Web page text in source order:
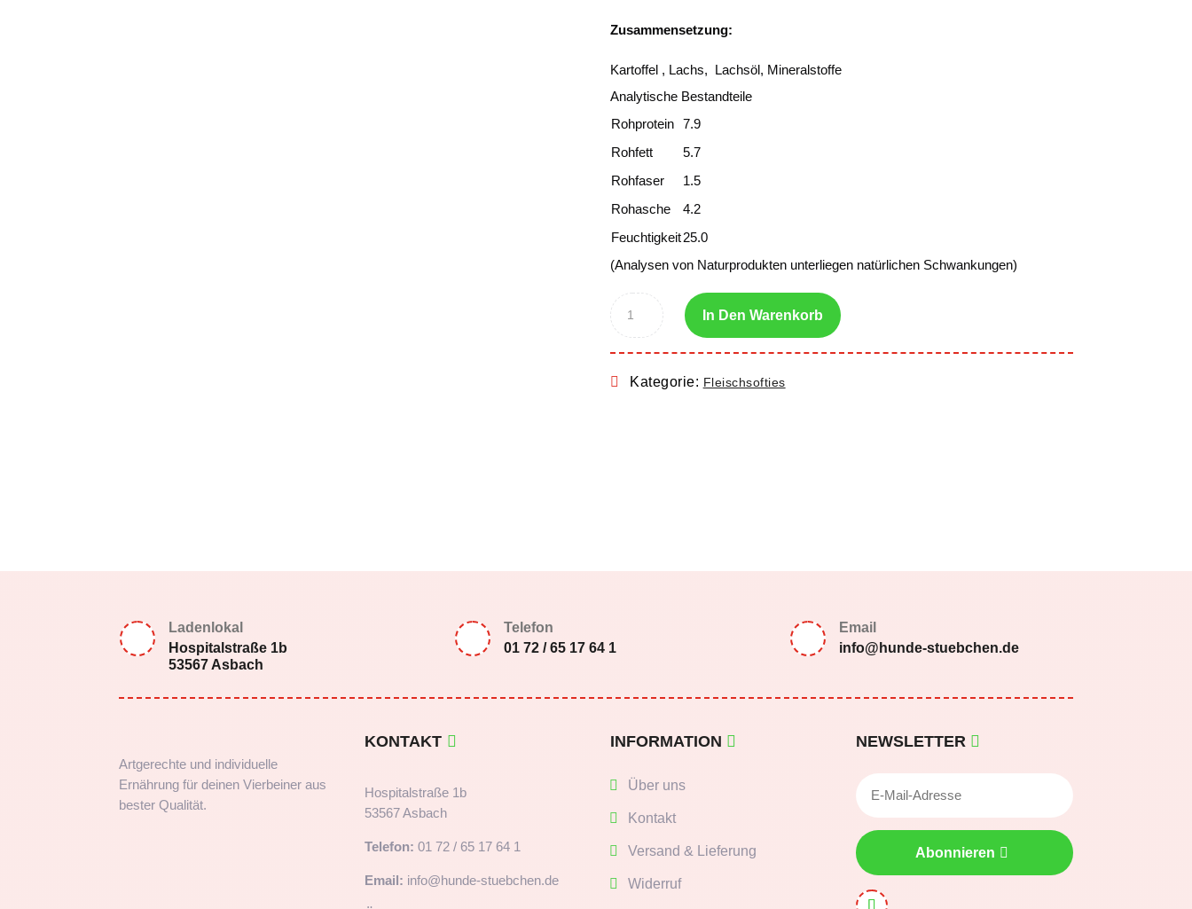
Zusammensetzung:
Kartoffel , Lachs, Lachsöl, Mineralstoffe
Analytische Bestandteile
Rohprotein 7.9
Rohfett
5.7
Rohfaser
1.5
Rohasche
4.2
Feuchtigkeit25.0
(Analysen von Naturprodukten unterliegen natürlichen Schwankungen)
In Den Warenkorb
Kategorie: Fleischsofties
Ladenlokal
Hospitalstraße 1b
53567 Asbach
Telefon
01 72 / 65 17 64 1
Email
info@hunde-stuebchen.de
Artgerechte und individuelle
Ernährung für deinen Vierbeiner aus
bester Qualität.
KONTAKT
Hospitalstraße 1b
53567 Asbach
Telefon: 01 72 / 65 17 64 1
Email: info@hunde-stuebchen.de
INFORMATION
Über uns
Kontakt
Versand & Lieferung
Widerruf
NEWSLETTER
Abonnieren